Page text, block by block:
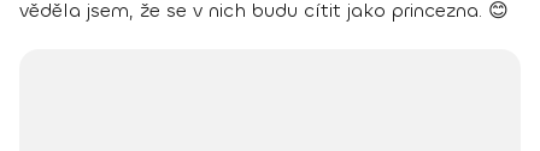
věděla jsem, že se v nich budu cítit jako princezna. 😊